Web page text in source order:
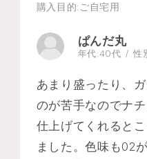
購入目的:ご自宅用
ぱんだ丸
年代:40代 性
あまり盛ったり、
のが苦手なのでナ
仕上げてくれると
ました。色味も02